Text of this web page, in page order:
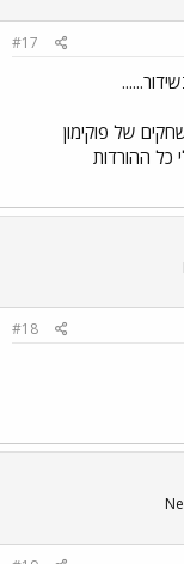
#17
של פוקימון
כל ההורדות
#18